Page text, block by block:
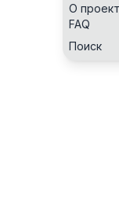
О
FAQ
Поиск